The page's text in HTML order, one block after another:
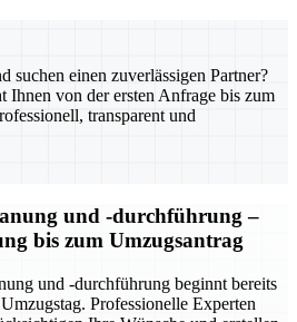
suchen einen zuverlässigen Partner?
Ihnen von der ersten Anfrage bis zum
transparent und
und -durchführung –
bis zum Umzugsantrag
und -durchführung beginnt bereits
Professionelle Experten